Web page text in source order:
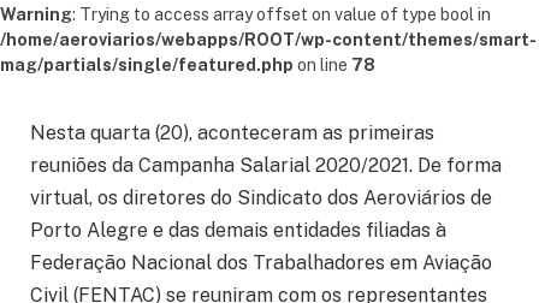
Warning: Trying to access array offset on value of type bool in
/home/aeroviarios/webapps/ROOT/wp-content/themes/smart-
mag/partials/single/featured.php on line 78
Nesta quarta (20), aconteceram as primeiras
reuniões da Campanha Salarial 2020/2021. De forma
virtual, os diretores do Sindicato dos Aeroviários de
Porto Alegre e das demais entidades filiadas à
Federação Nacional dos Trabalhadores em Aviação
Civil (FENTAC) se reuniram com os representantes